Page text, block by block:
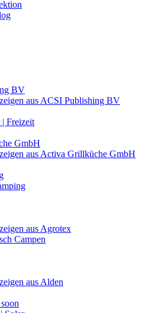
BV
aus ACSI Publishing BV
Freizeit
GmbH
aus Activa Grillküche GmbH
aus Agrotex
Campen
aus Alden